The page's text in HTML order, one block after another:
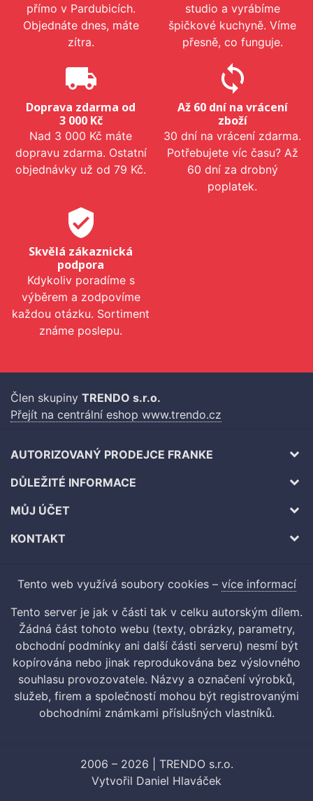
přímo v Pardubicích.
Objednáte dnes, máte
zítra.
studio a vyrábíme
špičkové kuchyně. Víme
přesně, co funguje.
local_shipping
Doprava zdarma od
3 000 Kč
Nad 3 000 Kč máte
dopravu zdarma. Ostatní
objednávky už od 79 Kč.
sync
Až 60 dní na vrácení
zboží
30 dní na vrácení zdarma.
Potřebujete víc času? Až
60 dní za drobný
poplatek.
verified_user
Skvělá zákaznická
podpora
Kdykoliv poradíme s
výběrem a zodpovíme
každou otázku. Sortiment
známe poslepu.
Člen skupiny TRENDO s.r.o.
Přejít na centrální eshop www.trendo.cz
AUTORIZOVANÝ PRODEJCE FRANKE
DŮLEŽITÉ INFORMACE
MŮJ ÚČET
KONTAKT
Tento web využívá soubory cookies – více informací
Tento server je jak v části tak v celku autorským dílem.
Žádná část tohoto webu (texty, obrázky, parametry,
obchodní podmínky ani další části serveru) nesmí být
kopírována nebo jinak reprodukována bez výslovného
souhlasu provozovatele. Názvy a označení výrobků,
služeb, firem a společností mohou být registrovanými
obchodními známkami příslušných vlastníků.
2006 – 2026 | TRENDO s.r.o.
Vytvořil Daniel Hlaváček